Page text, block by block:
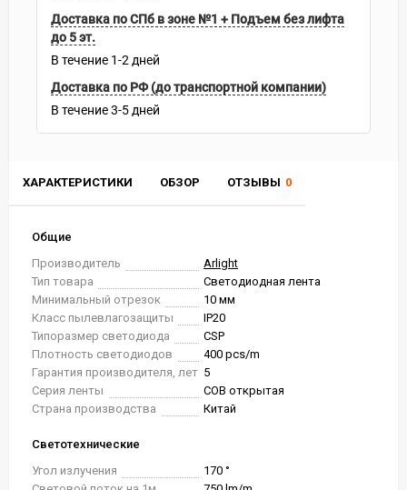
ХАРАКТЕРИСТИКИ ОБЗОР ОТЗЫВЫ 0
Общие
Производитель
Arlight
Тип товара
Светодиодная лента
Минимальный отрезок
10 мм
Класс пылевлагозащиты
IP20
Типоразмер светодиода
CSP
Плотность светодиодов
400 pcs/m
Гарантия производителя, лет 5
Серия ленты
COB открытая
Страна производства
Китай
Светотехнические
Угол излучения
170 °
Доставка по СПб в зоне №1 + Подъем без лифта
до 5 эт.
В течение 1-2 дней
Доставка по РФ (до транспортной компании)
В течение3-5 дней